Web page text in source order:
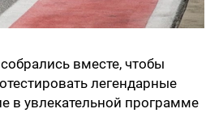
вместе, чтобы
легендарные
в увлекательной программе